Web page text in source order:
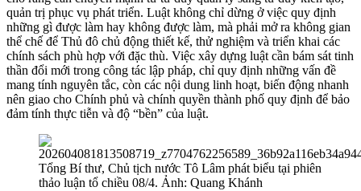
quản trị phục vụ phát triển. Luật không chỉ dừng ở việc quy định
những gì được làm hay không được làm, mà phải mở ra không gian
thể chế để Thủ đô chủ động thiết kế, thử nghiệm và triển khai các
chính sách phù hợp với đặc thù. Việc xây dựng luật cần bám sát tinh
thần đổi mới trong công tác lập pháp, chỉ quy định những vấn đề
mang tính nguyên tắc, còn các nội dung linh hoạt, biến động nhanh
nên giao cho Chính phủ và chính quyền thành phố quy định để bảo
đảm tính thực tiễn và độ “bền” của luật.
Tổng Bí thư, Chủ tịch nước Tô Lâm phát biểu tại phiên
thảo luận tổ chiều 08/4. Ảnh: Quang Khánh